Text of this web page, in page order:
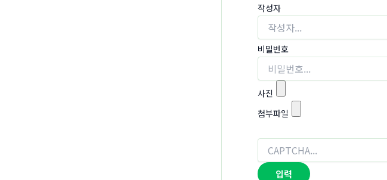
작성자
비밀번호
사진
첨부파일